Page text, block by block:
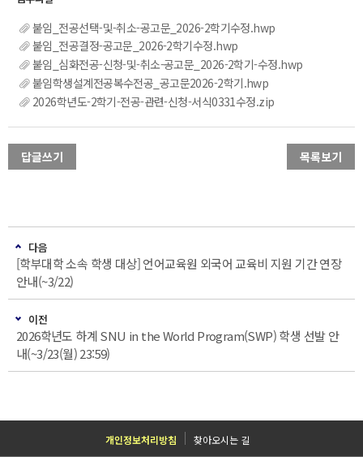
붙임_전공선택-및-취소-공고문_2026-2학기수정.hwp
붙임_전공결정-공고문_2026-2학기수정.hwp
붙임_심화전공-신청-및-취소-공고문_2026-2학기-수정.hwp
붙임학생설계전공복수전공_공고문2026-2학기.hwp
2026학년도-2학기-전공-관련-신청-서식0331수정.zip
답글쓰기 목록보기
다음
[학부대학 소속 학생 대상] 언어교육원 외국어 교육비 지원 기간 연장
안내(~3/22)
이전
2026학년도 하계 SNU in the World Program(SWP) 학생 선발 안
내(~3/23(월) 23:59)
개인정보처리방침 찾아오시는 길